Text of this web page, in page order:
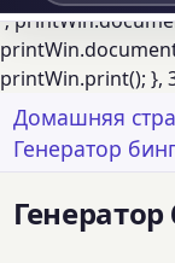
';
printWin.print(); },
Домашняя
Генератор